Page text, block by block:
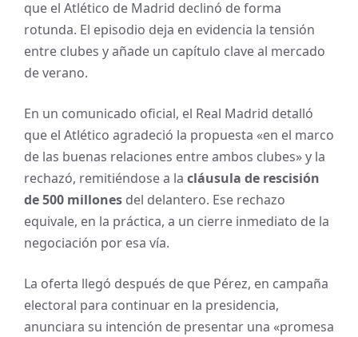
que el Atlético de Madrid declinó de forma
rotunda. El episodio deja en evidencia la tensión
entre clubes y añade un capítulo clave al mercado
de verano.
En un comunicado oficial, el Real Madrid detalló
que el Atlético agradeció la propuesta «en el marco
de las buenas relaciones entre ambos clubes» y la
rechazó, remitiéndose a la cláusula de rescisión
de 500 millones del delantero. Ese rechazo
equivale, en la práctica, a un cierre inmediato de la
negociación por esa vía.
La oferta llegó después de que Pérez, en campaña
electoral para continuar en la presidencia,
anunciara su intención de presentar una «promesa